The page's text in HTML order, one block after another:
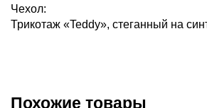
Чехол:
Трикотаж «Teddy», стеганный на
Похожие товары